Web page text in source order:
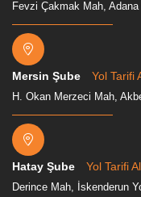
Fevzi Çakmak Mah,
Mersin Şube Yol Tarifi
H. Okan Merzeci Mah,
Hatay Şube Yol Tarifi Al
Derince Mah, İskenderun